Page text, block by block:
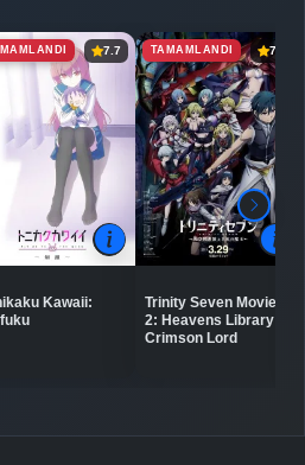
7.7
Kawaii:
TAMAMLANDI 7.3
Trinity Seven Movie
2: Heavens Library to
Crimson Lord